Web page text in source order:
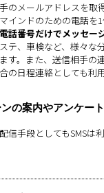
のメールアドレスを取
インドのための電話を
電話番号だけでメッセー
テ、車検など、様々な
す。また、送信相手の
の日程連絡としても利用
の案内やアンケー
信手段としてもSMSは